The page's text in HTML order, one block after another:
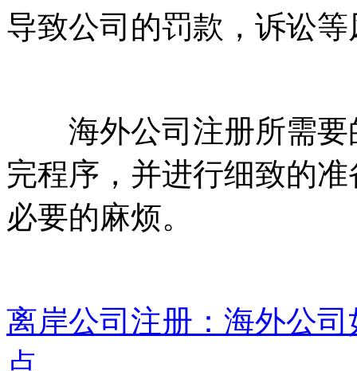
导致公司的罚款，诉讼
海外公司注册所需要
完程序，并进行细致的
必要的麻烦。
离岸公司注册：海外公